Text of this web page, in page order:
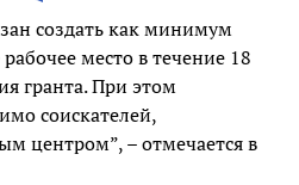
создать как минимум
место в течение 18
гранта. При этом
соискателей,
центром”, – отмечается в